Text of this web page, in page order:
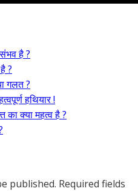
है ?
?
गलत ?
हथियार !
का क्या महत्व है ?
published. Required fields